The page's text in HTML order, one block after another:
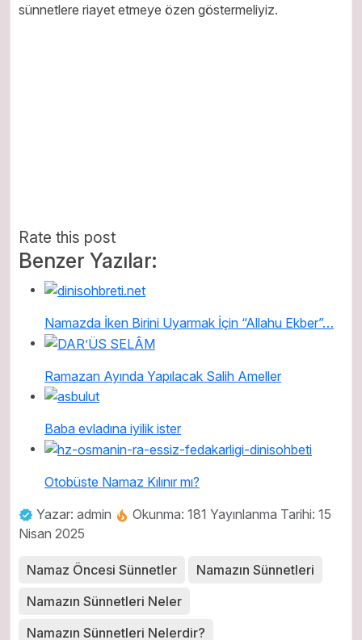
sünnetlere riayet etmeye özen göstermeliyiz.
Rate this post
Benzer Yazılar:
Namazda İken Birini Uyarmak İçin “Allahu Ekber”…
Ramazan Ayında Yapılacak Salih Ameller
Baba evladına iyilik ister
Otobüste Namaz Kılınır mı?
Yazar: admin
Okunma: 181 Yayınlanma Tarihi: 15
Nisan 2025
Namaz Öncesi Sünnetler
Namazın Sünnetleri
Namazın Sünnetleri Neler
Namazın Sünnetleri Nelerdir?